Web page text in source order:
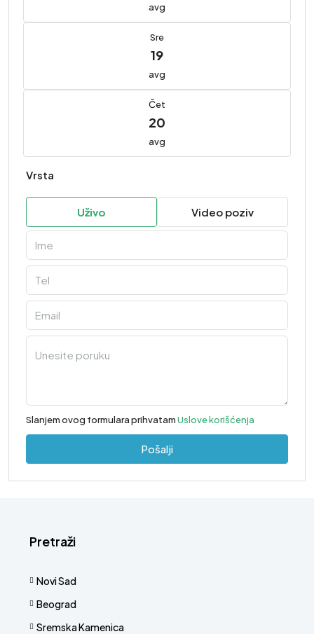
avg
Sre
19
avg
Čet
20
avg
Vrsta
Uživo Video poziv
Slanjem ovog formulara prihvatamUslove korišćenja
Pošalji
Pretraži
Novi Sad
Beograd
Sremska Kamenica